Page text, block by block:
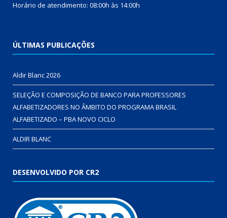
Horário de atendimento: 08:00h às 14:00h
ÚLTIMAS PUBLICAÇÕES
Aldir Blanc 2026
SELEÇÃO E COMPOSIÇÃO DE BANCO PARA PROFESSORES
ALFABETIZADORES NO ÂMBITO DO PROGRAMA BRASIL
ALFABETIZADO – PBA NOVO CICLO
ALDIR BLANC
DESENVOLVIDO POR CR2